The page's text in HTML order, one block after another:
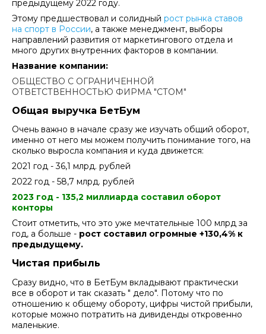
предыдущему 2022 году.
Этому предшествовал и солидный рост рынка ставов
на спорт в России, а также менеджмент, выборы
направлений развития от маркетингового отдела и
много других внутренних факторов в компании.
Название компании:
ОБЩЕСТВО С ОГРАНИЧЕННОЙ
ОТВЕТСТВЕННОСТЬЮ ФИРМА "СТОМ"
Общая выручка БетБум
Очень важно в начале сразу же изучать общий оборот,
именно от него мы можем получить понимание того, на
сколько выросла компания и куда движется:
2021 год - 36,1 млрд. рублей
2022 год - 58,7 млрд. рублей
2023 год - 135,2 миллиарда составил оборот
конторы
Стоит отметить, что это уже мечтательные 100 млрд за
год, а больше - рост составил огромные +130,4% к
предыдущему.
Чистая прибыль
Сразу видно, что в БетБум вкладывают практически
все в оборот и так сказать " дело". Потому что по
отношению к общему обороту, цифры чистой прибыли,
которые можно потратить на дивиденды откровенно
маленькие.